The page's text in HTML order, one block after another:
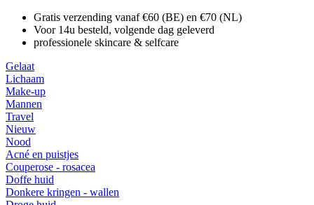
Gratis verzending vanaf €60 (BE) en €70 (NL)
Voor 14u besteld, volgende dag geleverd
professionele skincare & selfcare
Gelaat
Lichaam
Make-up
Mannen
Travel
Nieuw
Nood
Acné en puistjes
Couperose - rosacea
Doffe huid
Donkere kringen - wallen